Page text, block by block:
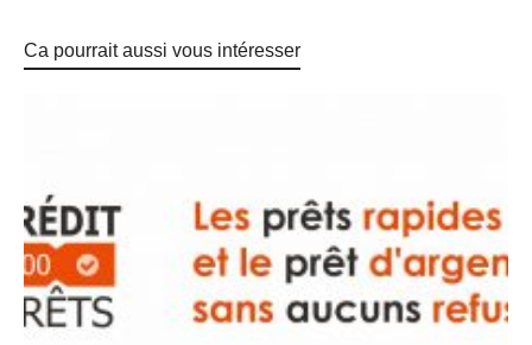
Ca pourrait aussi vous intéresser